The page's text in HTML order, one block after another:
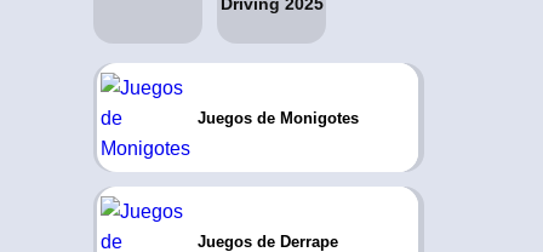
Juegos de Monigotes
Juegos de Derrape